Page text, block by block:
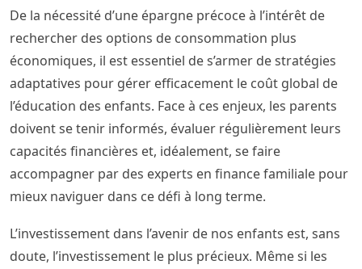
De la nécessité d’une épargne précoce à l’intérêt de
rechercher des options de consommation plus
économiques, il est essentiel de s’armer de stratégies
adaptatives pour gérer efficacement le coût global de
l’éducation des enfants. Face à ces enjeux, les parents
doivent se tenir informés, évaluer régulièrement leurs
capacités financières et, idéalement, se faire
accompagner par des experts en finance familiale pour
mieux naviguer dans ce défi à long terme.
L’investissement dans l’avenir de nos enfants est, sans
doute, l’investissement le plus précieux. Même si les